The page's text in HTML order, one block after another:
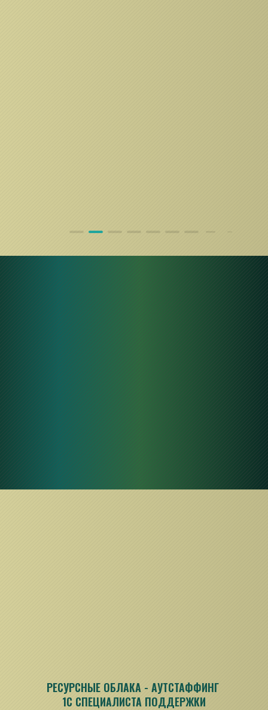
РЕСУРСНЫЕ ОБЛАКА - АУТСТАФФИНГ
1С СПЕЦИАЛИСТА ПОДДЕРЖКИ